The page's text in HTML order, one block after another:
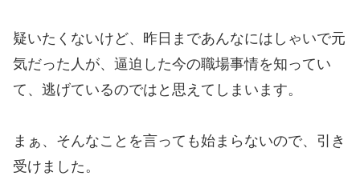
疑いたくないけど、昨日まであんなにはしゃいで元
気だった人が、逼迫した今の職場事情を知ってい
て、逃げているのではと思えてしまいます。
まぁ、そんなことを言っても始まらないので、引き
受けました。